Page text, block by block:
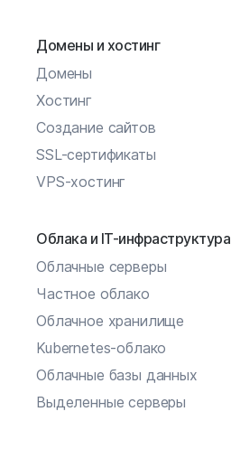
Домены и хостинг
Домены
Хостинг
Создание сайтов
SSL-сертификаты
VPS-хостинг
Облака и IT-инфраструктура
Облачные серверы
Частное облако
Облачное хранилище
Kubernetes-облако
Облачные базы данных
Выделенные серверы